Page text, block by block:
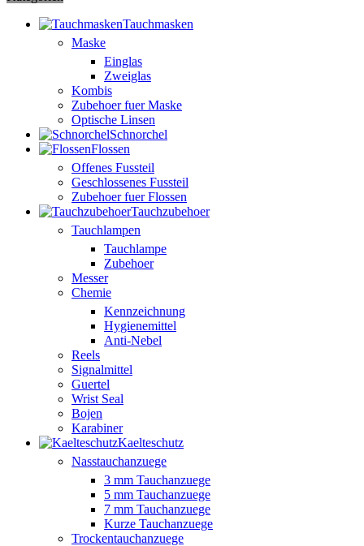
Tauchmasken
Maske
Einglas
Zweiglas
Kombis
Zubehoer fuer Maske
Optische Linsen
Schnorchel
Flossen
Offenes Fussteil
Geschlossenes Fussteil
Zubehoer fuer Flossen
Tauchzubehoer
Tauchlampen
Tauchlampe
Zubehoer
Messer
Chemie
Kennzeichnung
Hygienemittel
Anti-Nebel
Reels
Signalmittel
Guertel
Wrist Seal
Bojen
Karabiner
Kaelteschutz
Nasstauchanzuege
3 mm Tauchanzuege
5 mm Tauchanzuege
7 mm Tauchanzuege
Kurze Tauchanzuege
Trockentauchanzuege